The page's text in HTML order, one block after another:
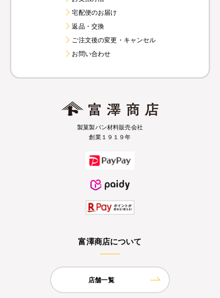
宅配便のお届け
返品・交換
ご注文後の変更・キャンセル
お問い合わせ
製菓製パン材料販売会社
創業１９１９年
富澤商店について
店舗一覧